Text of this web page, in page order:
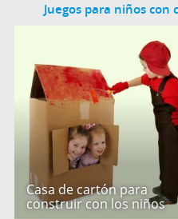
Juegos para niños con
Casa de cartón para
construir con los niños